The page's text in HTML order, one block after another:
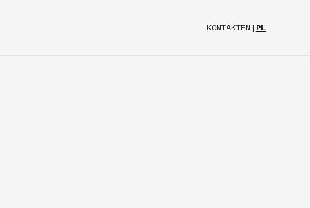
KONTAKTEN | PL